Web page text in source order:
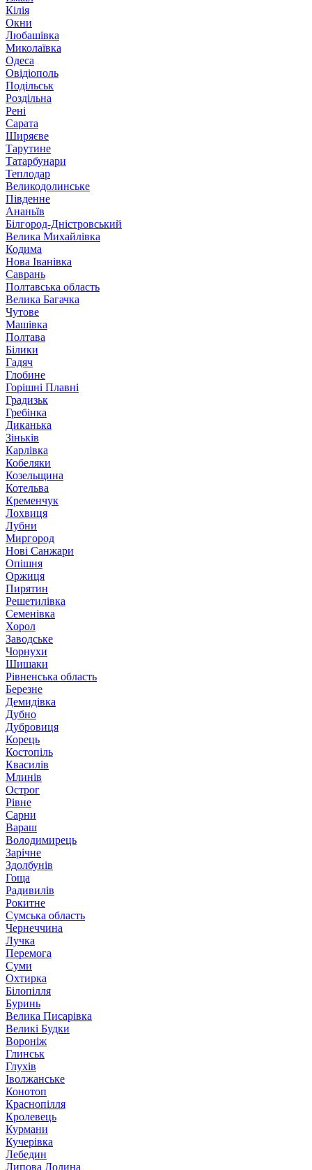
Кілія
Окни
Любашівка
Миколаївка
Одеса
Овідіополь
Подільськ
Роздільна
Рені
Сарата
Ширяєве
Тарутине
Татарбунари
Теплодар
Великодолинське
Південне
Ананьїв
Білгород-Дністровський
Велика Михайлівка
Кодима
Нова Іванівка
Саврань
Полтавська область
Велика Багачка
Чутове
Машівка
Полтава
Білики
Гадяч
Глобине
Горішні Плавні
Градизьк
Гребінка
Диканька
Зіньків
Карлівка
Кобеляки
Козельщина
Котельва
Кременчук
Лохвиця
Лубни
Миргород
Нові Санжари
Опішня
Оржиця
Пирятин
Решетилівка
Семенівка
Хорол
Заводське
Чорнухи
Шишаки
Рівненська область
Березне
Демидівка
Дубно
Дубровиця
Корець
Костопіль
Квасилів
Млинів
Острог
Рівне
Сарни
Вараш
Володимирець
Зарічне
Здолбунів
Гоща
Радивилів
Рокитне
Сумська область
Чернеччина
Лучка
Перемога
Суми
Охтирка
Білопілля
Буринь
Велика Писарівка
Великі Будки
Вороніж
Глинськ
Глухів
Іволжанське
Конотоп
Краснопілля
Кролевець
Курмани
Кучерівка
Лебедин
Липова Долина